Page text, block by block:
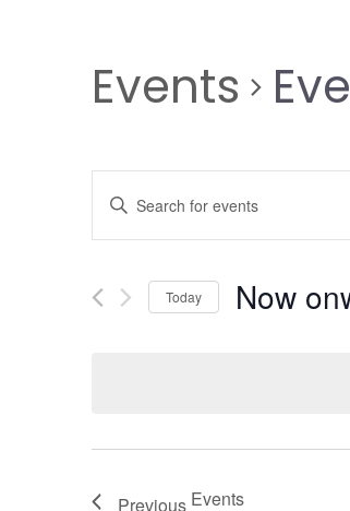
Events
E
v
n
Enter
Keyword.
Search
Events
Today Now
Previous Events